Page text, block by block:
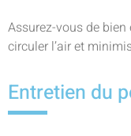
Assurez-vous de
circuler l’air et
Entretien du